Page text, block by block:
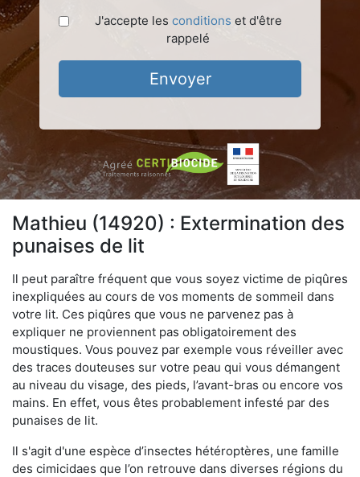
J'accepte les conditions et d'être
rappelé
Envoyer
Mathieu (14920) : Extermination des
punaises de lit
Il peut paraître fréquent que vous soyez victime de piqûres
inexpliquées au cours de vos moments de sommeil dans
votre lit. Ces piqûres que vous ne parvenez pas à
expliquer ne proviennent pas obligatoirement des
moustiques. Vous pouvez par exemple vous réveiller avec
des traces douteuses sur votre peau qui vous démangent
au niveau du visage, des pieds, l’avant-bras ou encore vos
mains. En effet, vous êtes probablement infesté par des
punaises de lit.
Il s'agit d'une espèce d’insectes hétéroptères, une famille
des cimicidaes que l’on retrouve dans diverses régions du